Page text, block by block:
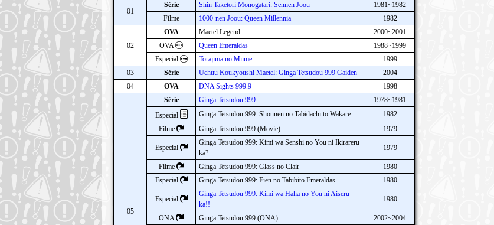
01
Série Shin Taketori Monogatari: Sennen Joou
1981~1982
Filme
1000-nen Joou: Queen Millennia 1982
02
OVA Maetel Legend
2000~2001
OVA
Queen Emeraldas
1988~1999
Especial
Torajima no Miime
1999
03
Série Uchuu Koukyoushi Maetel: Ginga Tetsudou 999 Gaiden
2004
04
OVA DNA Sights 999.9 1998
05
Série Ginga Tetsudou 999
1978~1981
Especial
Ginga Tetsudou 999: Shounen no Tabidachi to Wakare
1982
Filme
Ginga Tetsudou 999 (Movie) 1979
Especial
Ginga Tetsudou 999: Kimi wa Senshi no You ni Ikirareru
ka?
1979
Filme Ginga Tetsudou 999: Glass no Clair
1980
Especial
Ginga Tetsudou 999: Eien no Tabibito Emeraldas 1980
Especial
Ginga Tetsudou 999: Kimi wa Haha no You ni Aiseru
ka!!
1980
ONA Ginga Tetsudou 999 (ONA)
2002~2004